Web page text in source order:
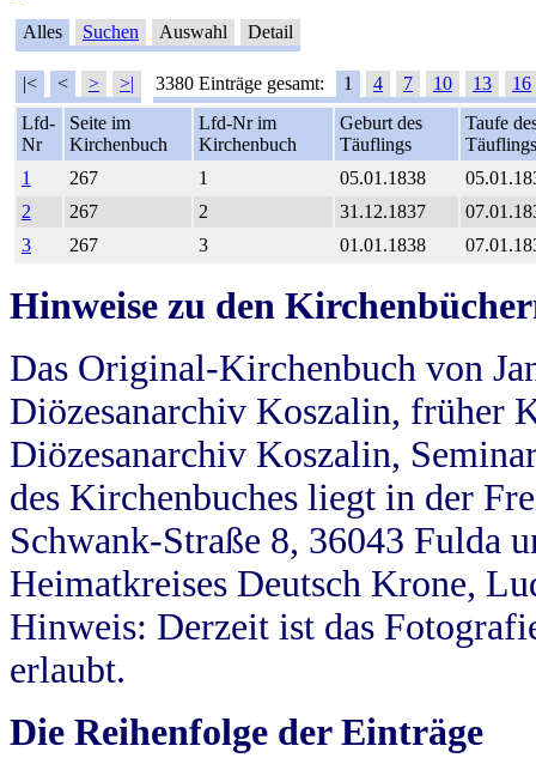
Alles Suchen Auswahl Detail
|< < > >| 3380 Einträge gesamt: 1 4 7 10 13
16
Lfd-
Nr
Seite im
Kirchenbuch
Lfd-Nr im
Kirchenbuch
Geburt des
Täuflings
Taufe
Täuflings
1
267 1 05.01.1838
2
267 2 31.12.1837
3
267 3 01.01.1838
Hinweise zu den
Das Original-Kirchenbuch von
Diözesanarchiv Koszalin, früher
Diözesanarchiv Koszalin,
des Kirchenbuches liegt in der
Schwank-Straße 8, 36043 Fulda
Heimatkreises Deutsch Krone,
Hinweis: Derzeit ist das
erlaubt.
Die Reihenfolge der Einträge